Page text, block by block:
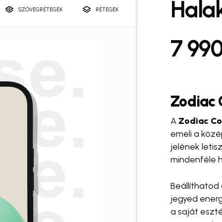
SZÖVEGRÉTEGEK RÉTEGEK
7
Zodiac
A Zodiac
emeli a
jelének
mindenféle
Beállíthatod
jegyed
a saját
A nevem, e-mail
a következő